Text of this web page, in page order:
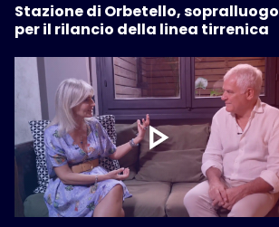
Stazione di Orbetello, sopralluogo
per il rilancio della linea tirrenica